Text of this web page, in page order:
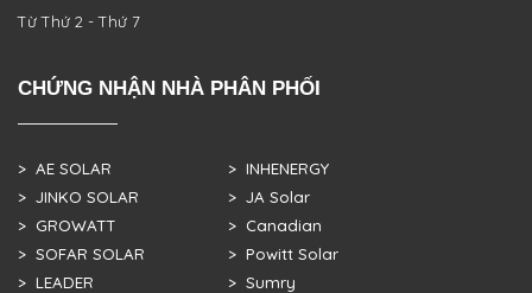
Từ Thứ 2 - Thứ 7
CHỨNG NHẬN NHÀ PHÂN PHỐI
> AE SOLAR
> JINKO SOLAR
> GROWATT
> SOFAR SOLAR
> LEADER
> INHENERGY
> JA Solar
> Canadian
> Powitt Solar
> Sumry